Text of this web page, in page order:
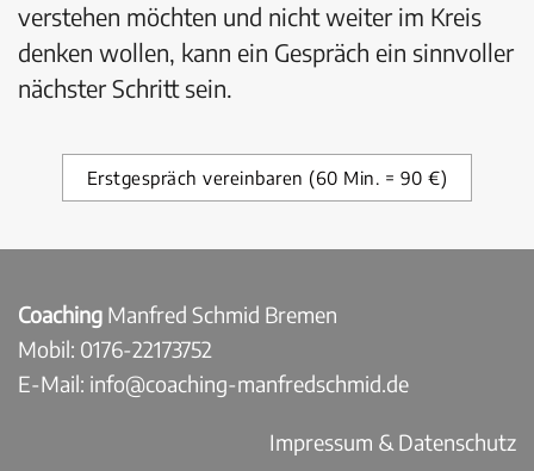
verstehen möchten und nicht weiter im Kreis
denken wollen, kann ein Gespräch ein sinnvoller
nächster Schritt sein.
Erstgespräch vereinbaren (60 Min. = 90 €)
Coaching Manfred Schmid Bremen
Mobil: 0176-22173752
E-Mail: info@coaching-manfredschmid.de
Impressum & Datenschutz